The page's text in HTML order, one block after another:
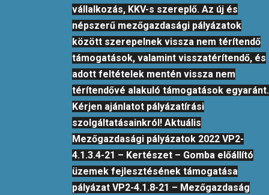
vállalkozás, KKV-s szereplő. Az új és
népszerű mezőgazdasági pályázatok
között szerepelnek vissza nem térítendő
támogatások, valamint visszatérítendő, és
adott feltételek mentén vissza nem
térítendővé alakuló támogatások egyaránt.
Kérjen ajánlatot pályázatírási
szolgáltatásainkról! Aktuális
Mezőgazdasági pályázatok 2022 VP2-
4.1.3.4-21 – Kertészet – Gomba előállító
üzemek fejlesztésének támogatása
pályázat VP2-4.1.8-21 – Mezőgazdaság